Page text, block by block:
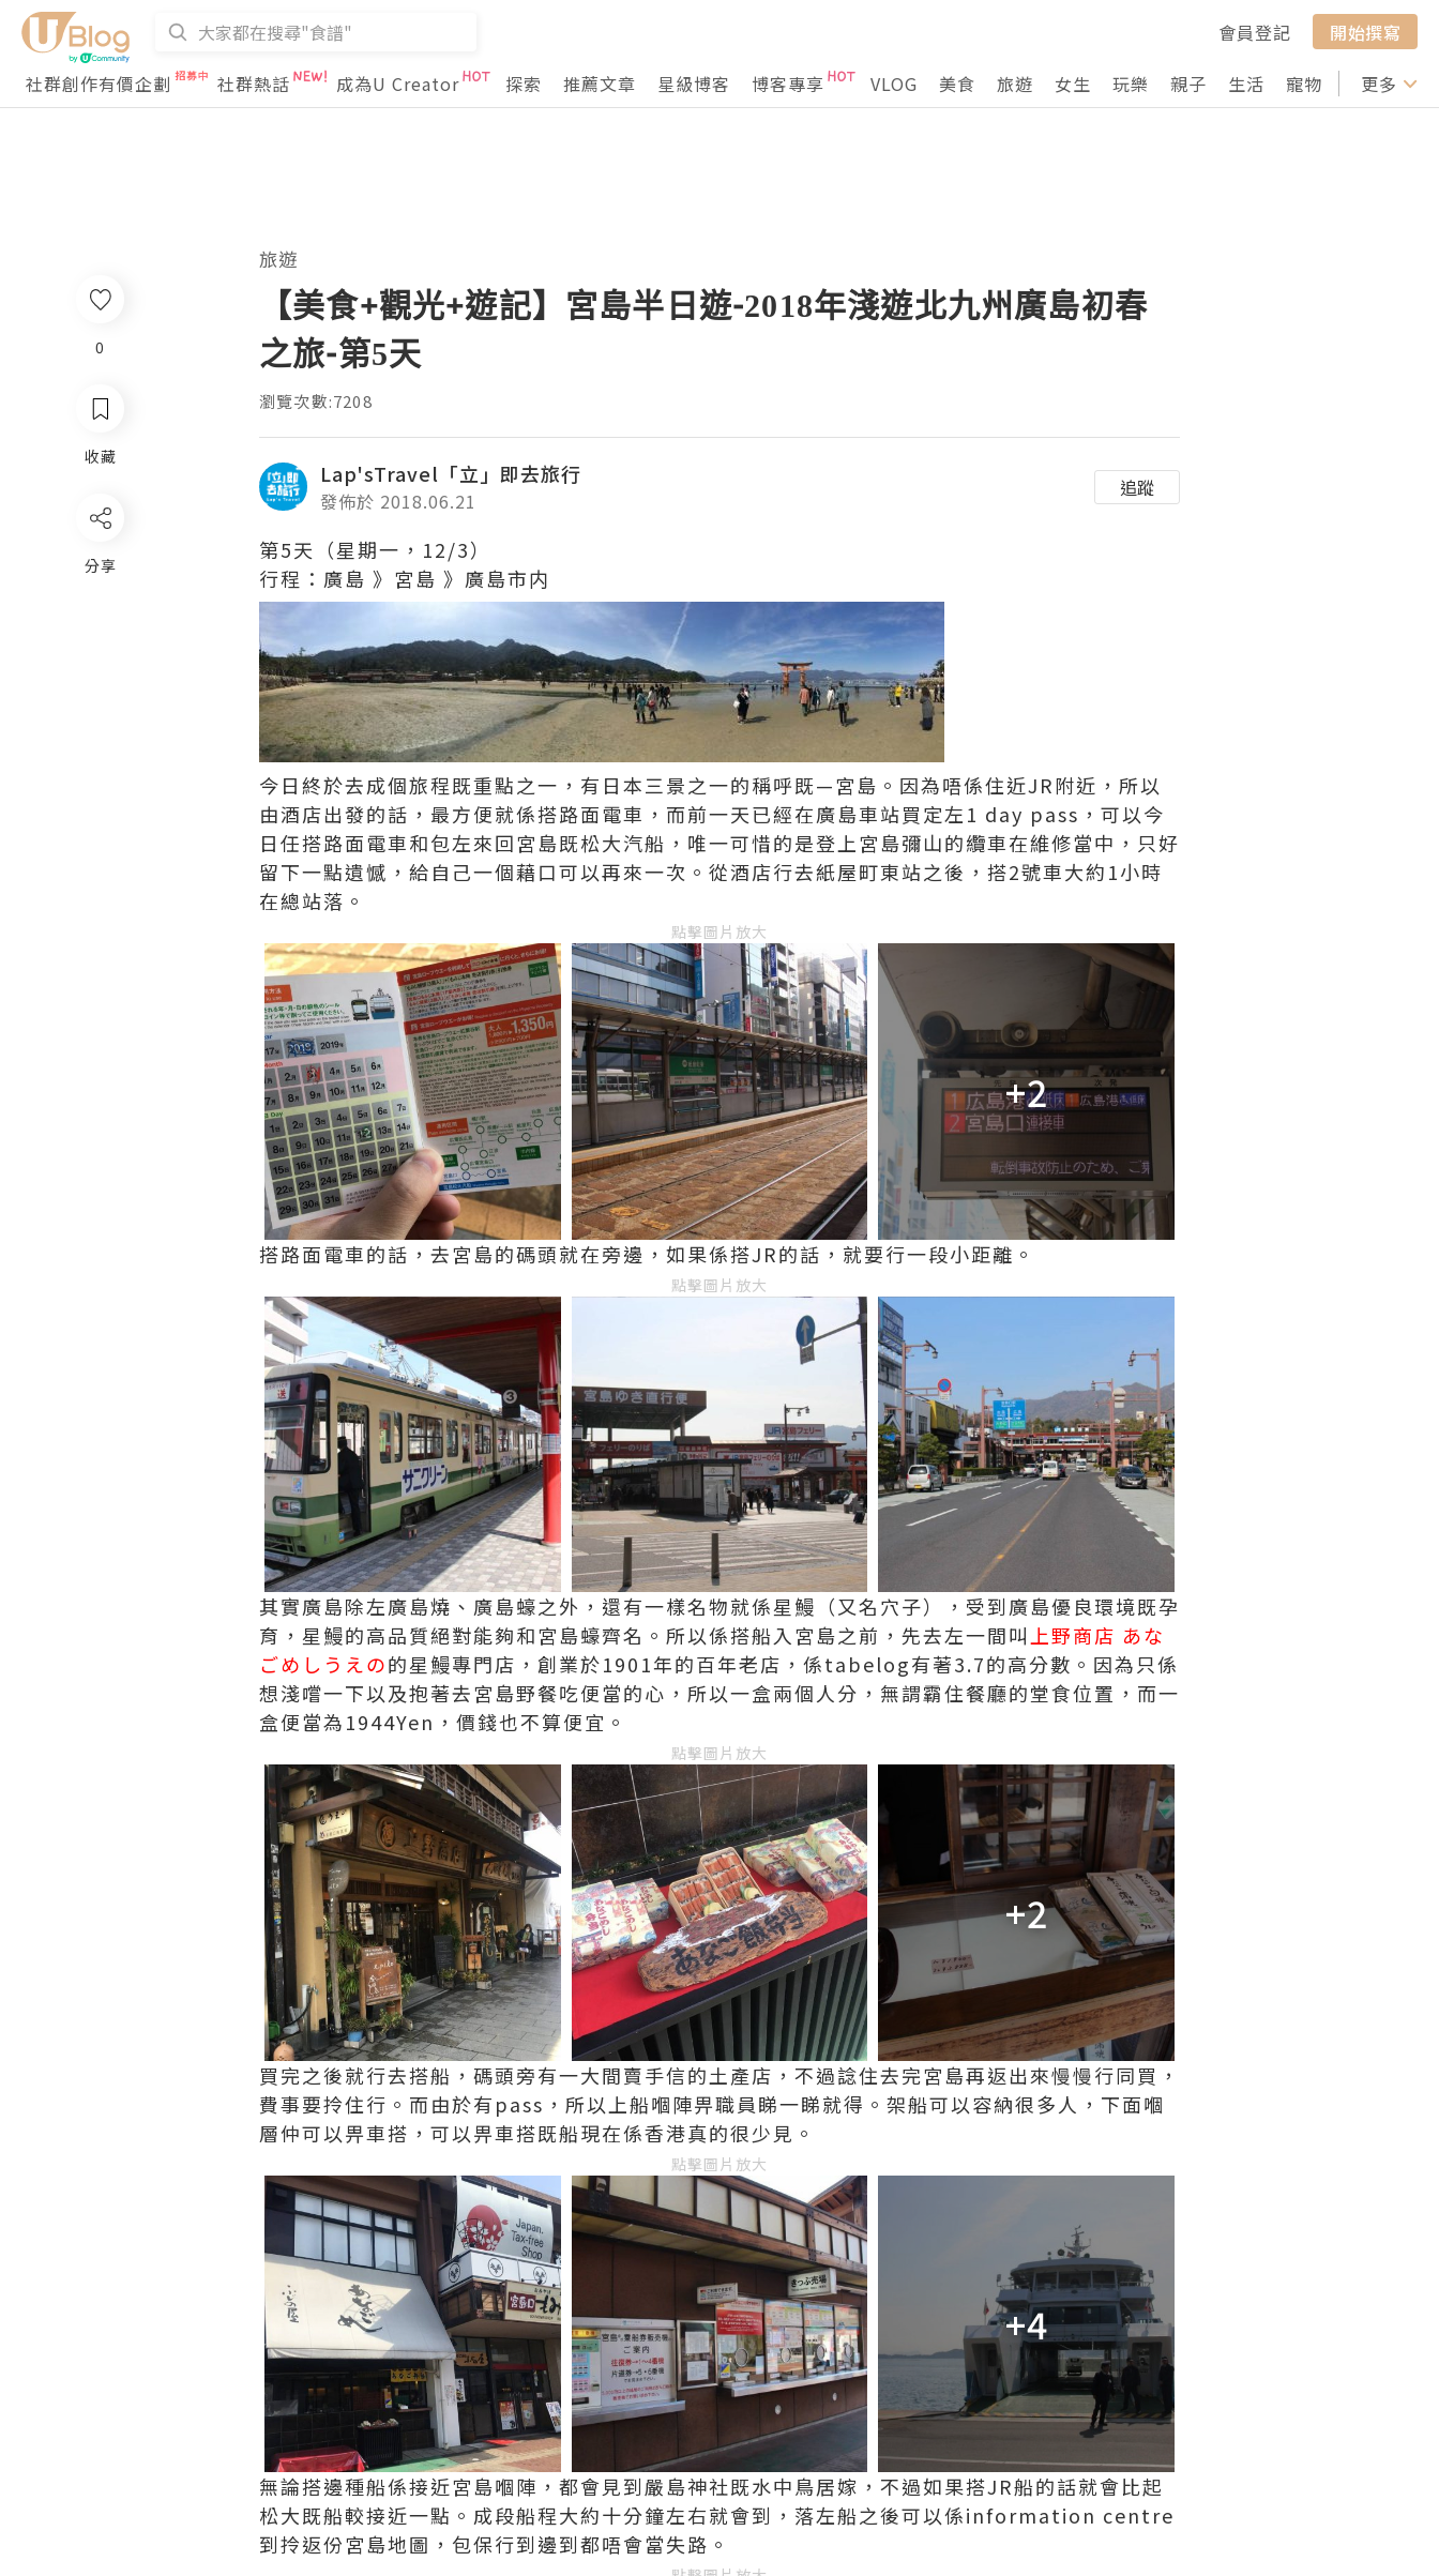
會員登記
開始撰寫
社群創作有價企劃
社群熱話 成為U Creator 探索 推薦文章 星級博客 博客專享 VLOG 美食 旅遊 女生 玩樂 親子 生活 寵物 行山 打卡
更多
0
收藏
分享
旅遊
【美食+觀光+遊記】宮島半日遊-2018年淺遊北九州廣島初春
之旅-第5天
瀏覽次數:7208
Lap'sTravel「立」即去旅行
發佈於 2018.06.21
追蹤
第5天（星期一，12/3）
行程：廣島 》宮島 》廣島市内
今日終於去成個旅程既重點之一，有日本三景之一的稱呼既—宮島。因為唔係住近JR附近，所以
由酒店出發的話，最方便就係搭路面電車，而前一天已經在廣島車站買定左1 day pass，可以今
日任搭路面電車和包左來回宮島既松大汽船，唯一可惜的是登上宮島彌山的纜車在維修當中，只好
留下一點遺憾，給自己一個藉口可以再來一次。從酒店行去紙屋町東站之後，搭2號車大約1小時
在總站落。
點擊圖片放大
+2
搭路面電車的話，去宮島的碼頭就在旁邊，如果係搭JR的話，就要行一段小距離。
點擊圖片放大
其實廣島除左廣島燒、廣島蠔之外，還有一樣名物就係星鰻（又名穴子），受到廣島優良環境既孕
育，星鰻的高品質絕對能夠和宮島蠔齊名。所以係搭船入宮島之前，先去左一間叫上野商店 あな
ごめしうえの的星鰻專門店，創業於1901年的百年老店，係tabelog有著3.7的高分數。因為只係
想淺嚐一下以及抱著去宮島野餐吃便當的心，所以一盒兩個人分，無謂霸住餐廳的堂食位置，而一
盒便當為1944Yen，價錢也不算便宜。
點擊圖片放大
+2
買完之後就行去搭船，碼頭旁有一大間賣手信的土產店，不過諗住去完宮島再返出來慢慢行同買，
費事要拎住行。而由於有pass，所以上船嗰陣畀職員睇一睇就得。架船可以容納很多人，下面嗰
層仲可以畀車搭，可以畀車搭既船現在係香港真的很少見。
點擊圖片放大
+4
無論搭邊種船係接近宮島嗰陣，都會見到嚴島神社既水中鳥居嫁，不過如果搭JR船的話就會比起
松大既船較接近一點。成段船程大約十分鐘左右就會到，落左船之後可以係information centre
到拎返份宮島地圖，包保行到邊到都唔會當失路。